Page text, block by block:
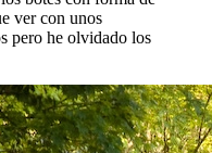
ver con unos
pero he olvidado los